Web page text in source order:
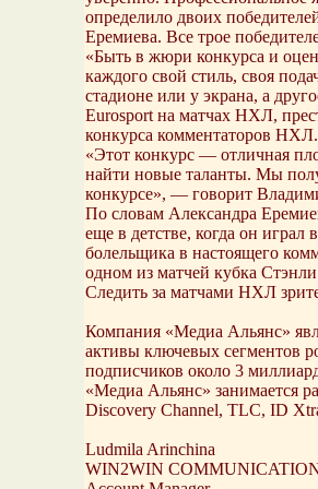
определило двоих
Еремиева. Все трое
«Быть в жюри конкурса и
каждого свой стиль, своя
стадионе или у экрана, а
Eurosport на матчах НХЛ,
конкурса комментаторов НХЛ.
«Этот конкурс — отличная
найти новые таланты. Мы
конкурсе», — говорит
По словам Александра
еще в детстве, когда он
болельщика в настоящего
одном из матчей кубка
Следить за матчами НХЛ
Компания «Медиа Альянс»
активы ключевых сегментов
подписчиков около 3
«Медиа Альянс» занимается
Discovery Channel, TLC, ID
Ludmila Arinchina
WIN2WIN